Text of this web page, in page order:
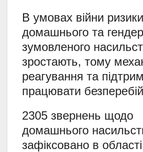
В умовах війни ризики
домашнього та
зумовленого
зростають, тому
реагування та
працювати
2305 звернень щодо
домашнього
зафіксовано в